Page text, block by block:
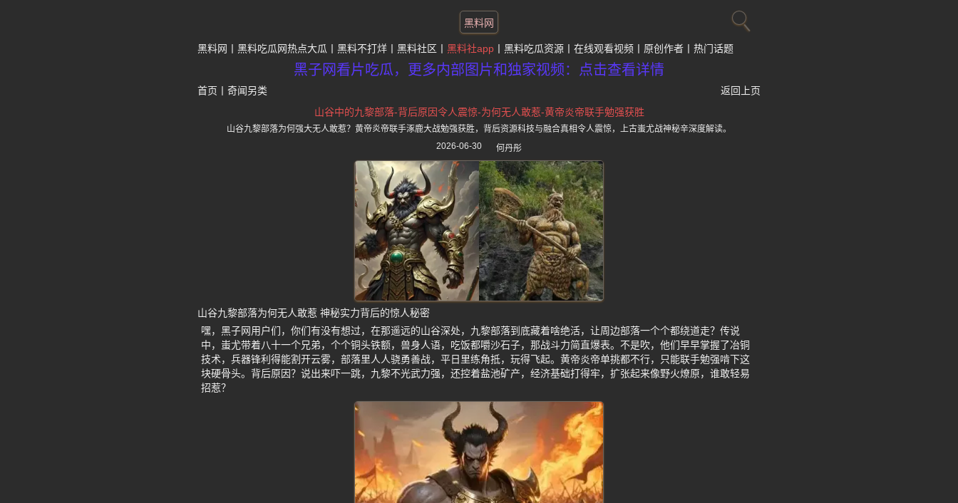
黑料网
黑料网 黑料吃瓜网热点大瓜 黑料不打烊 黑料社区 黑料社app 黑料吃瓜资源 在线观看视频 原创作者 热门话题
黑子网看片吃瓜，更多内部图片和独家视频：点击查看详情
首页 奇闻另类
返回上页
山谷中的九黎部落-背后原因令人震惊-为何无人敢惹-黄帝炎帝联手勉强获胜
山谷九黎部落为何强大无人敢惹？黄帝炎帝联手涿鹿大战勉强获胜，背后资源科技与融合真相令人震惊，上古蚩尤战神秘辛深度解读。
2026-06-30
何丹彤
山谷九黎部落为何无人敢惹 神秘实力背后的惊人秘密
嘿，黑子网用户们，你们有没有想过，在那遥远的山谷深处，九黎部落到底藏着啥绝活，让周边部落一个个都绕道走？传说
中，蚩尤带着八十一个兄弟，个个铜头铁额，兽身人语，吃饭都嚼沙石子，那战斗力简直爆表。不是吹，他们早早掌握了冶铜
技术，兵器锋利得能割开云雾，部落里人人骁勇善战，平日里练角抵，玩得飞起。黄帝炎帝单挑都不行，只能联手勉强啃下这
块硬骨头。背后原因？说出来吓一跳，九黎不光武力强，还控着盐池矿产，经济基础打得牢，扩张起来像野火燎原，谁敢轻易
招惹？